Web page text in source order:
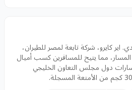
ريال سعودي. اير كايرو، شركة تابعة لمصر للطيران،
مما يتيح للمسافرين كسب أميال
دول مجلس التعاون الخليجي